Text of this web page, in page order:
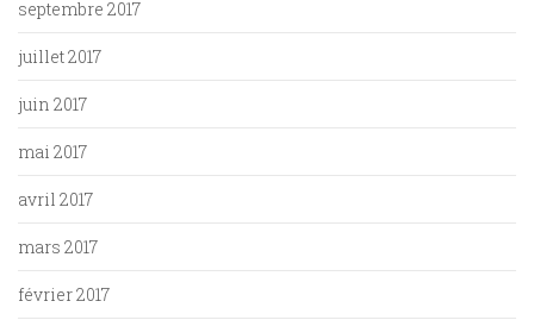
septembre 2017
juillet 2017
juin 2017
mai 2017
avril 2017
mars 2017
février 2017